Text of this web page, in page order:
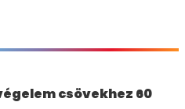
csövekhez 60